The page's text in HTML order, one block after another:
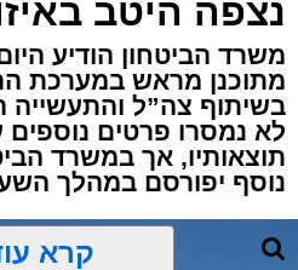
דרמה קשה ברחובות אשדוד:
התרחש בשעות אחר
הפארקים המרכזיים בעיר,
12 ונפצע.
הוזעקו למקום כוחות
תחנת אשדוד. צוותי הרפואה
נצפה היטב
משרד הביטחון הודיע
מתוכנן מראש במערכת
בשיתוף צה”ל והתעשייה
לא נמסרו פרטים נוספים
תוצאותיו, אך במשרד
נוסף יפורסם במהלך
קרא